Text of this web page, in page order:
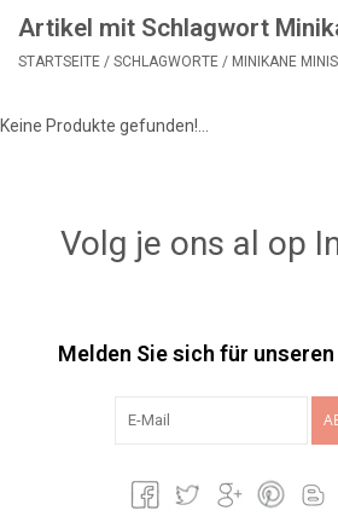
SALE
Lookbooks
Artikel mit Schlagwort
STARTSEITE / SCHLAGWORTE / MINIKANE MINIS
Keine Produkte gefunden!...
Volg je ons al op
Melden Sie sich für